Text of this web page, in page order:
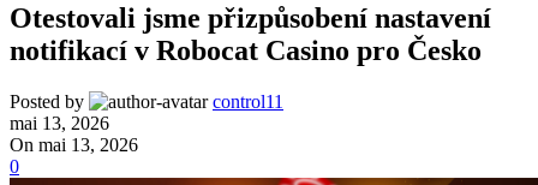
Otestovali jsme přizpůsobení nastavení
notifikací v Robocat Casino pro Česko
Posted by
control11
mai 13, 2026
On mai 13, 2026
0